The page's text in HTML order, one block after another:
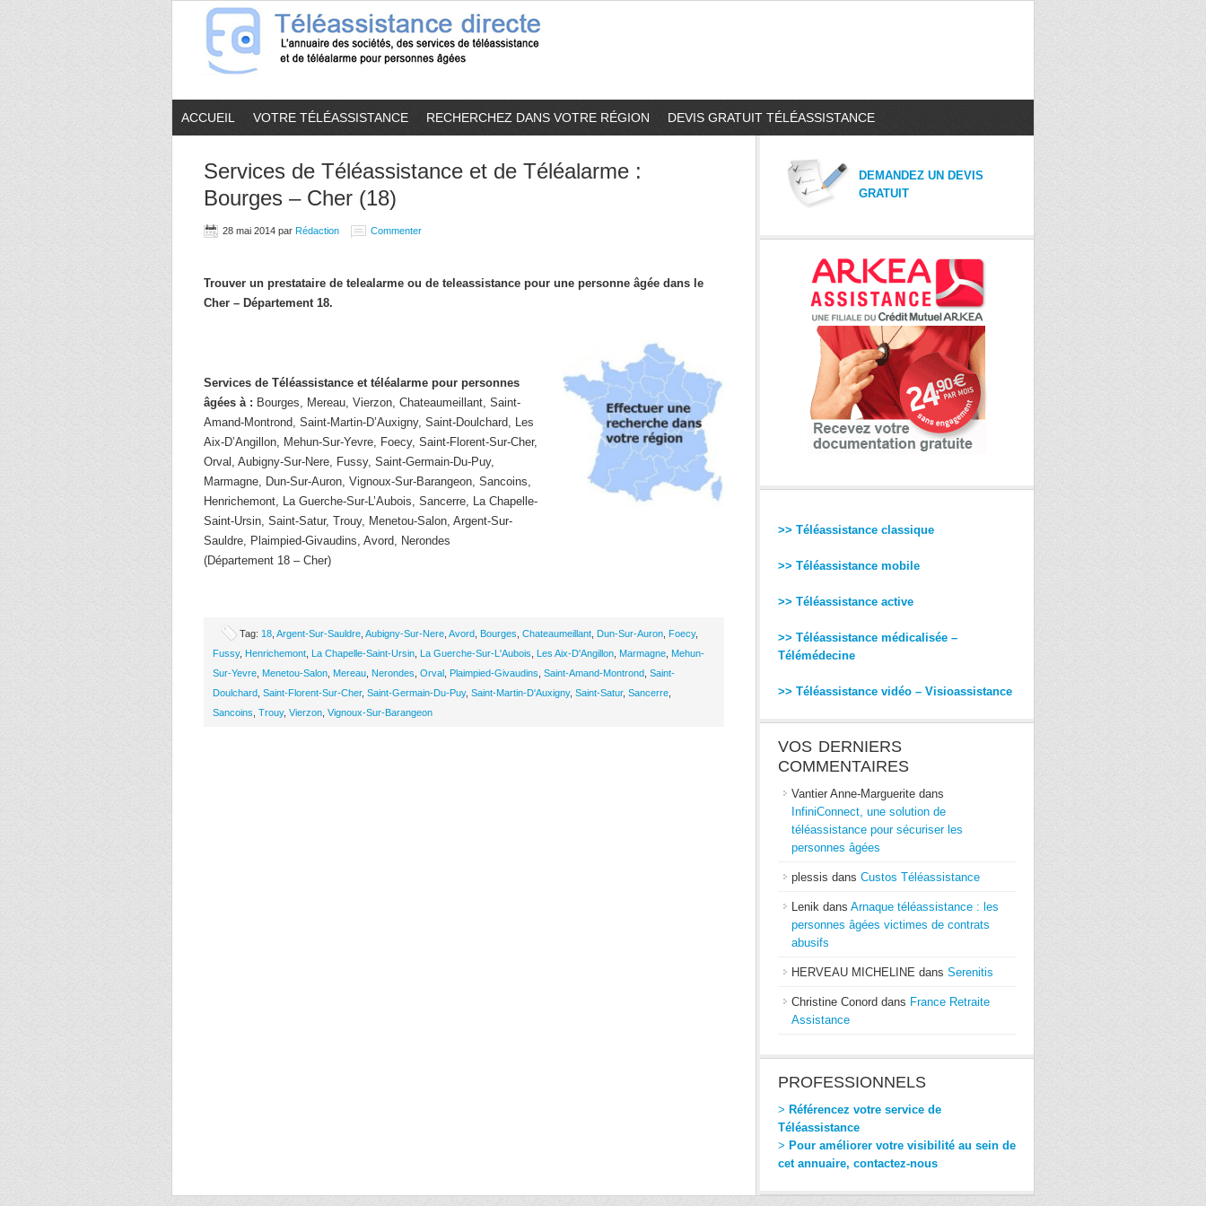
ACCUEIL VOTRE TÉLÉASSISTANCE RECHERCHEZ DANS VOTRE RÉGION DEVIS GRATUIT TÉLÉASSISTANCE
Services de Téléassistance et de Téléalarme :
Bourges – Cher (18)
28 mai 2014 par Rédaction Commenter
Trouver un prestataire de telealarme ou de teleassistance pour une personne âgée dans le
Cher – Département 18.
Services de Téléassistance et téléalarme pour personnes
âgées à : Bourges, Mereau, Vierzon, Chateaumeillant, Saint-
Amand-Montrond, Saint-Martin-D’Auxigny, Saint-Doulchard, Les
Aix-D’Angillon, Mehun-Sur-Yevre, Foecy, Saint-Florent-Sur-Cher,
Orval, Aubigny-Sur-Nere, Fussy, Saint-Germain-Du-Puy,
Marmagne, Dun-Sur-Auron, Vignoux-Sur-Barangeon, Sancoins,
Henrichemont, La Guerche-Sur-L’Aubois, Sancerre, La Chapelle-
Saint-Ursin, Saint-Satur, Trouy, Menetou-Salon, Argent-Sur-
Sauldre, Plaimpied-Givaudins, Avord, Nerondes
(Département 18 – Cher)
Tag: 18 Argent-Sur-Sauldre Aubigny-Sur-Nere Avord Bourges Chateaumeillant Dun-Sur-Auron Foecy,
Fussy, Henrichemont La Chapelle-Saint-Ursin La Guerche-Sur-L'Aubois Les Aix-D'Angillon Marmagne Mehun-
Sur-Yevre Menetou-Salon Mereau Nerondes Orval Plaimpied-Givaudins Saint-Amand-Montrond Saint-
Doulchard Saint-Florent-Sur-Cher, Saint-Germain-Du-Puy, Saint-Martin-D'Auxigny, Saint-Satur, Sancerre
Sancoins Trouy, Vierzon Vignoux-Sur-Barangeon
DEMANDEZ UN DEVIS
GRATUIT
>> Téléassistance classique
>> Téléassistance mobile
>> Téléassistance active
>> Téléassistance médicalisée –
Télémédecine
>> Téléassistance vidéo – Visioassistance
VOS DERNIERS
COMMENTAIRES
Vantier Anne-Marguerite dans
InfiniConnect, une solution de
téléassistance pour sécuriser les
personnes âgées
plessis dans Custos Téléassistance
Lenik dans Arnaque téléassistance : les
personnes âgées victimes de contrats
abusifs
HERVEAU MICHELINE dans Serenitis
Christine Conord dans France Retraite
Assistance
PROFESSIONNELS
> Référencez votre service de
Téléassistance
> Pour améliorer votre visibilité au sein de
cet annuaire, contactez-nous